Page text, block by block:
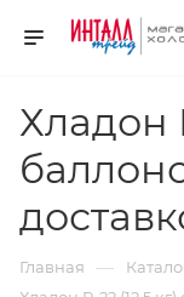
Хладон
Главная —